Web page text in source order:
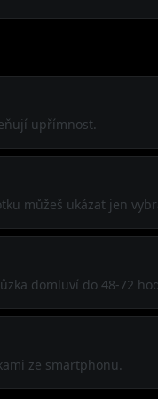
upřímnost.
můžeš ukázat jen
domluví do 48-72
ze smartphonu.